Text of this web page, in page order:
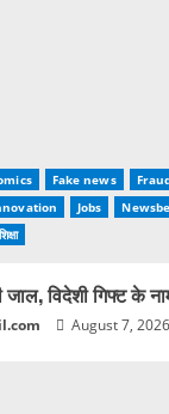
Fake news
Jobs
शिक्षा
जाल, विदेशी गिफ्ट के
August 7, 2026